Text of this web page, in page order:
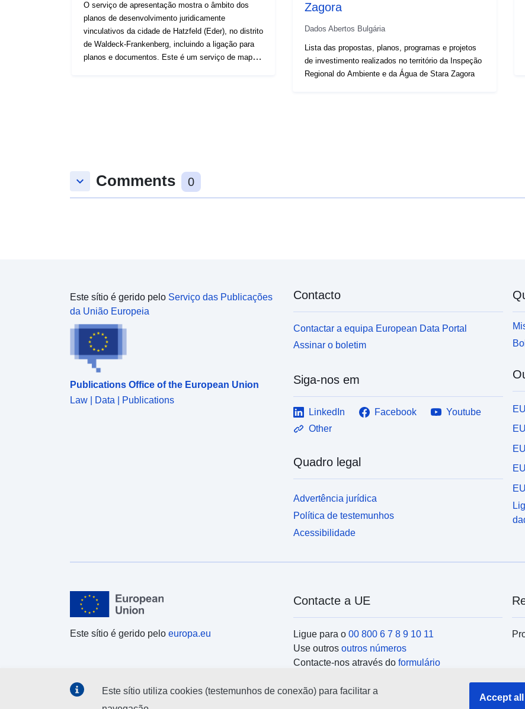
O serviço de apresentação mostra o âmbito dos
planos de desenvolvimento juridicamente
vinculativos da cidade de Hatzfeld (Eder), no distrito
de Waldeck-Frankenberg, incluindo a ligação para
planos e documentos. Este é um serviço de mapas
Zagora
Dados Abertos Bulgária
Lista das propostas, planos, programas e projetos
de investimento realizados no território da Inspeção
Regional do Ambiente e da Água de Stara Zagora
keyboard_arrow_down Comments 0
Este sítio é gerido pelo Serviço das Publicações
da União Europeia
Publications Office of the European Union
Law | Data | Publications
Contacto
Contactar a equipa European Data Portal
Assinar o boletim
Siga-nos em
LinkedIn Facebook
Youtube
Other
Quadro legal
Advertência jurídica
Política de testemunhos
Acessibilidade
Este sítio é gerido pelo europa.eu
Contacte a UE
Ligue para o 00 800 6 7 8 9 10 11
Use outros outros números
Contacte-nos através do formulário
Este sítio utiliza cookies (testemunhos de conexão) para facilitar a
Accept